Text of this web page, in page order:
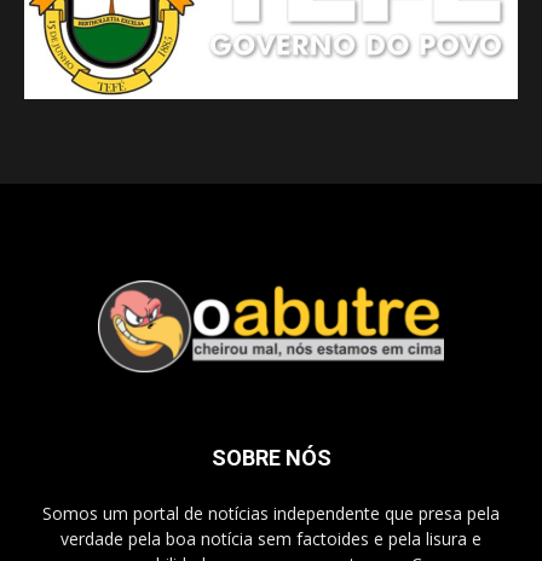
SOBRE NÓS
Somos um portal de notícias independente que presa pela
verdade pela boa notícia sem factoides e pela lisura e